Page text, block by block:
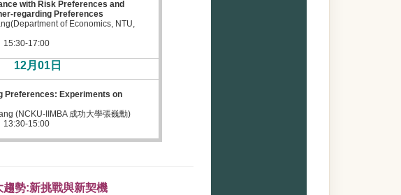
with Risk Preferences and
regarding Preferences
of Economics, NTU,
15:30-17:00
12月01日
Preferences: Experiments on
(NCKU-IIMBA 成功大學張巍勳)
13:30-15:00
勢:新挑戰與新契機